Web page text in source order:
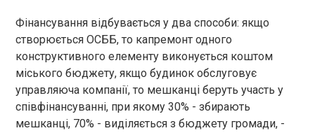
Фінансування відбувається у два способи: якщо
створюється ОСББ, то капремонт одного
конструктивного елементу виконується коштом
міського бюджету, якщо будинок обслуговує
управляюча компанії, то мешканці беруть участь у
співфінансуванні, при якому 30% - збирають
мешканці, 70% - виділяється з бюджету громади, -